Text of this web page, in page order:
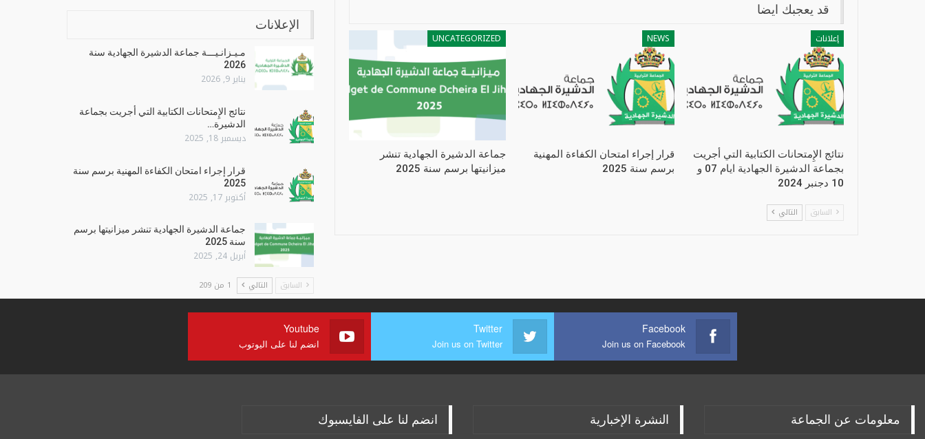
قد يعجبك ايضا
إعلانات
نتائج الإِمتحانات الكتابية التي أجريت
بجماعة الدشيرة الجهادية ايام 07 و
10 دجنبر 2024
NEWS
قرار إجراء امتحان الكفاءة المهنية
برسم سنة 2025
UNCATEGORIZED
جماعة الدشيرة الجهادية تنشر
ميزانيتها برسم سنة 2025
السابق التالي
الإعلانات
مـيـزانـيـــة جماعة الدشيرة الجهادية سنة
2026
يناير 9, 2026
نتائج الإِمتحانات الكتابية التي أجريت بجماعة
الدشيرة…
ديسمبر 18, 2025
قرار إجراء امتحان الكفاءة المهنية برسم سنة
2025
أكتوبر 17, 2025
جماعة الدشيرة الجهادية تنشر ميزانيتها برسم
سنة 2025
أبريل 24, 2025
السابق التالي 1 من 209
Facebook
Join us on Facebook
Twitter
Join us on Twitter
Youtube
انضم لنا على اليوتوب
معلومات عن الجماعة النشرة الإخبارية انضم لنا على الفايسبوك